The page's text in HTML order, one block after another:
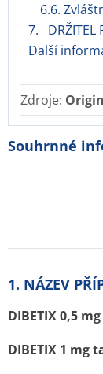
6.6.
7. DRŽITEL
Další
Zdroje:
Souhrnné
1. NÁZEV
DIBETIX 0,5
DIBETIX 1 mg